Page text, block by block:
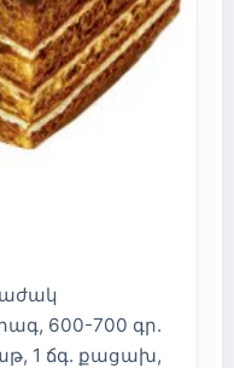
600-700 գր.
1 ճգ. քացախ,